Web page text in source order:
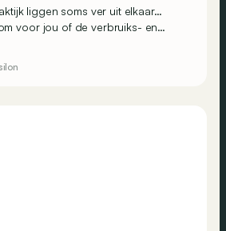
liggen soms ver uit elkaar…
voor jou of de verbruiks- en
Vandaag gaan we aan de